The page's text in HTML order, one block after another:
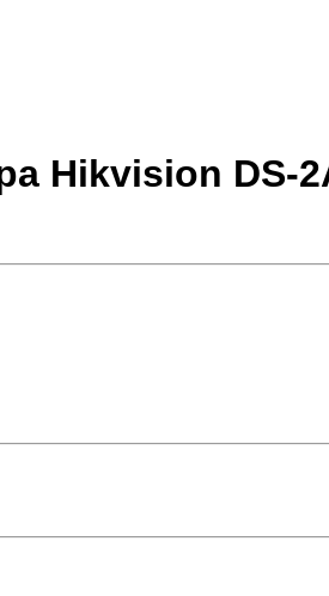
Hikvision DS-